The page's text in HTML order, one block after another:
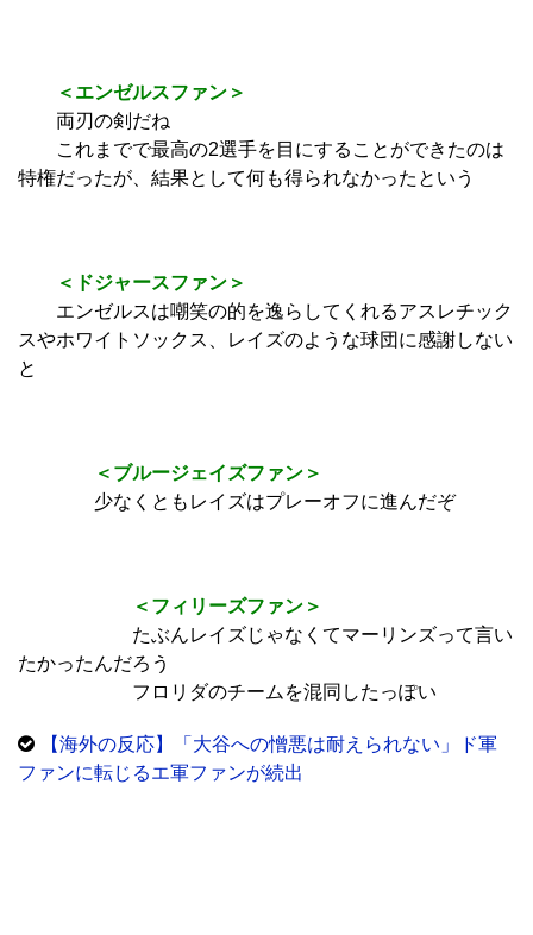
＜エンゼルスファン＞
両刃の剣だね
これまでで最高の2選手を目にすることができたのは
特権だったが、結果として何も得られなかったという
＜ドジャースファン＞
エンゼルスは嘲笑の的を逸らしてくれるアスレチック
スやホワイトソックス、レイズのような球団に感謝しない
と
＜ブルージェイズファン＞
少なくともレイズはプレーオフに進んだぞ
＜フィリーズファン＞
たぶんレイズじゃなくてマーリンズって言い
たかったんだろう
フロリダのチームを混同したっぽい
【海外の反応】「大谷への憎悪は耐えられない」ド軍
ファンに転じるエ軍ファンが続出